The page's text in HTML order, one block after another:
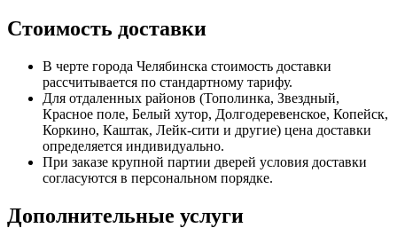
Стоимость доставки
В черте города Челябинска стоимость доставки
рассчитывается по стандартному тарифу.
Для отдаленных районов (Тополинка, Звездный,
Красное поле, Белый хутор, Долгодеревенское, Копейск,
Коркино, Каштак, Лейк-сити и другие) цена доставки
определяется индивидуально.
При заказе крупной партии дверей условия доставки
согласуются в персональном порядке.
Дополнительные услуги